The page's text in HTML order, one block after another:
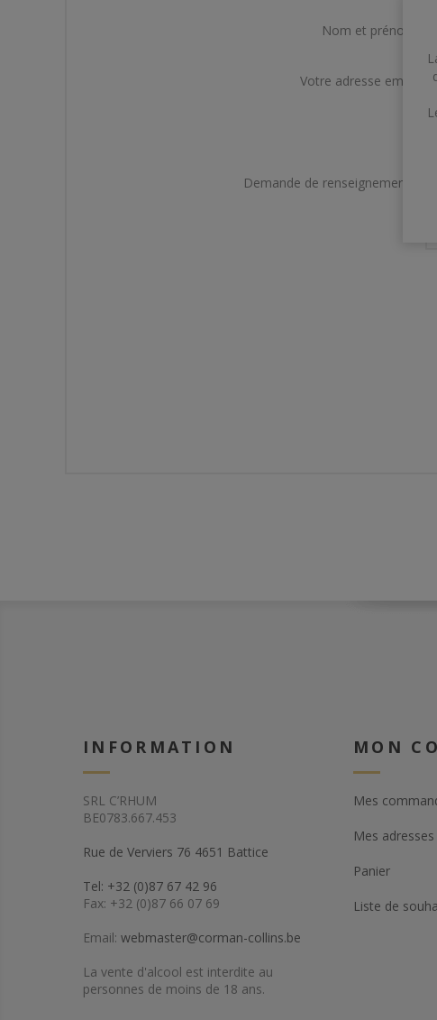
Nom et prénom
Votre adresse email
Demande de renseignements
INFORMATION
SRL C’RHUM
BE0783.667.453
Rue de Verviers 76 4651 Battice
Tel: +32 (0)87 67 42 96
Fax: +32 (0)87 66 07 69
Email: webmaster@corman-collins.be
La vente d'alcool est interdite au
personnes de moins de 18 ans.
MON
Mes
Mes adresses
Panier
Liste de